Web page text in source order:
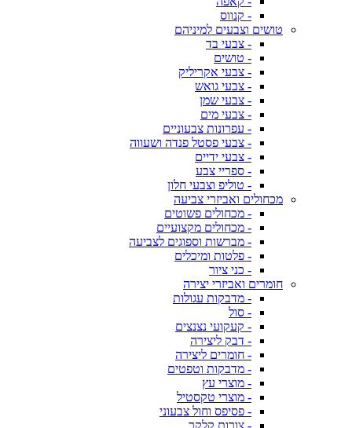
- קנווס
טושים וצבעים למיניהם
- צבעי בד
- טושים
- צבעי אקריליק
- צבעי גואש
- צבעי שמן
- צבעי מים
- עפרונות צבעוניים
- צבעי פסטל פנדה ושעווה
- צבעי ידיים
- ספריי צבע
- טוליפ וצבעי חלון
מכחולים ואביזרי צביעה
- מכחולים פשוטים
- מכחולים מקצועיים
- מברשות וספוגים לצביעה
- פלטות ומיכלים
- כני ציור
חומרים ואביזרי יצירה
- מדבקות עגולות
- סול
- קעקועי נצנצים
- דבק ליצירה
- חומרים ליצירה
- מדבקות וטפטים
- מוצרי עץ
- מוצרי טקסטיל
- פסיפס וחול צבעוני
- צורות קלקר